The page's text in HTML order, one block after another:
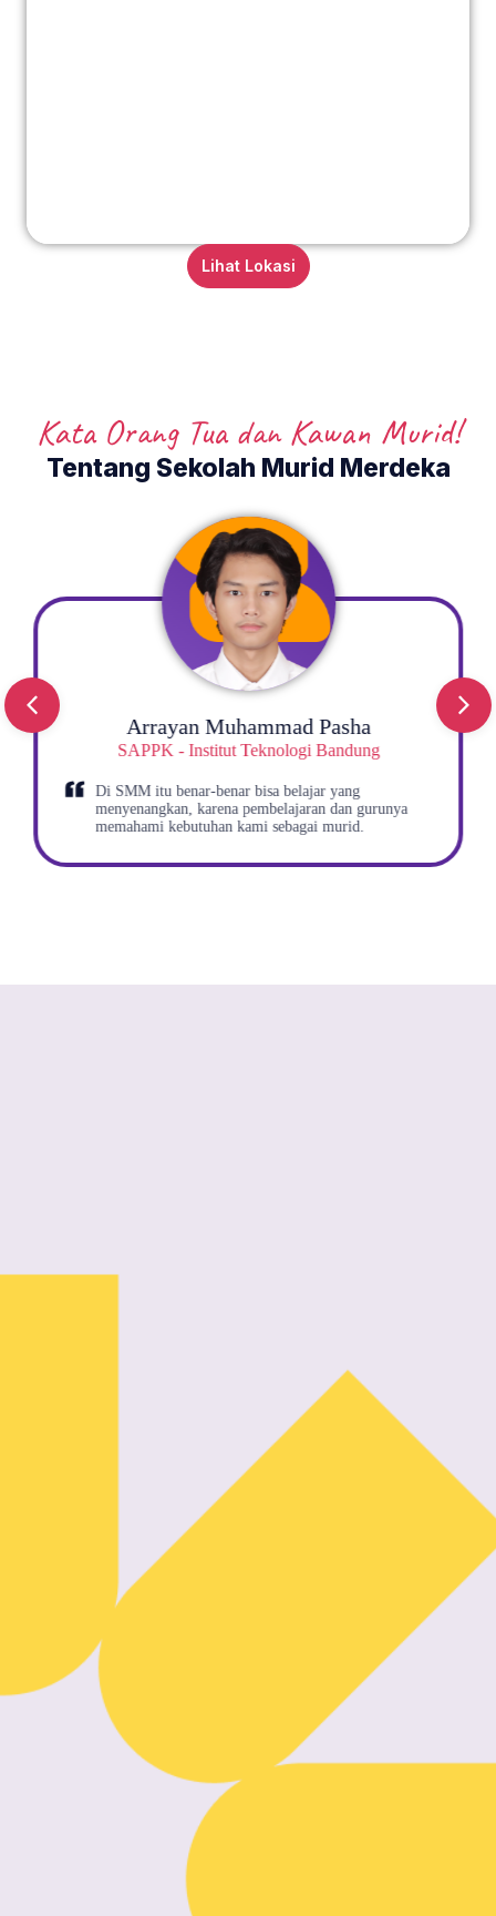
Lihat Lokasi
Kata Orang Tua dan Kawan Murid!
Tentang Sekolah Murid Merdeka
Arrayan Muhammad Pasha​
SAPPK - Institut Teknologi Bandung​
Di SMM itu benar-benar bisa belajar yang
menyenangkan, karena pembelajaran dan gurunya
memahami kebutuhan kami sebagai murid.